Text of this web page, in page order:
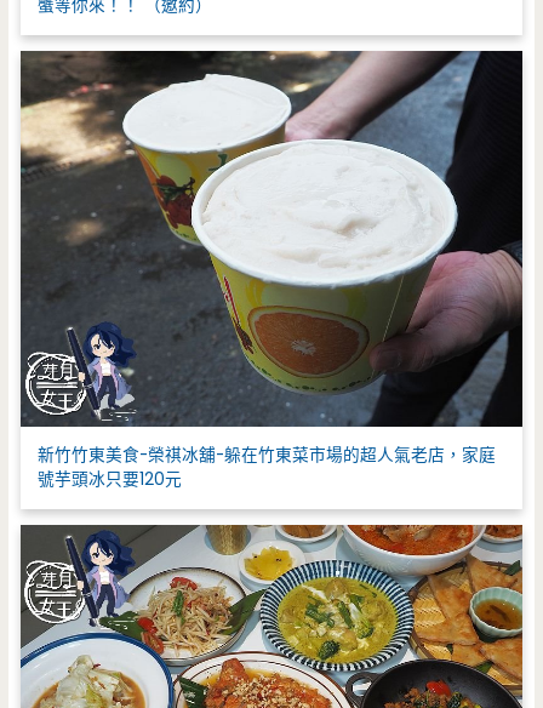
蟹等你來！！ （邀約）
新竹竹東美食-榮祺冰舖-躲在竹東菜市場的超人氣老店，家庭
號芋頭冰只要120元